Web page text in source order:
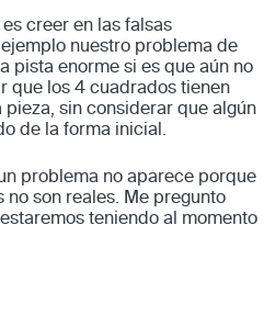
creer en las falsas
nuestro problema de
pista enorme si es que aún no
que los 4 cuadrados tienen
sin considerar que algún
de la forma inicial.
problema no aparece porque
son reales. Me pregunto
teniendo al momento